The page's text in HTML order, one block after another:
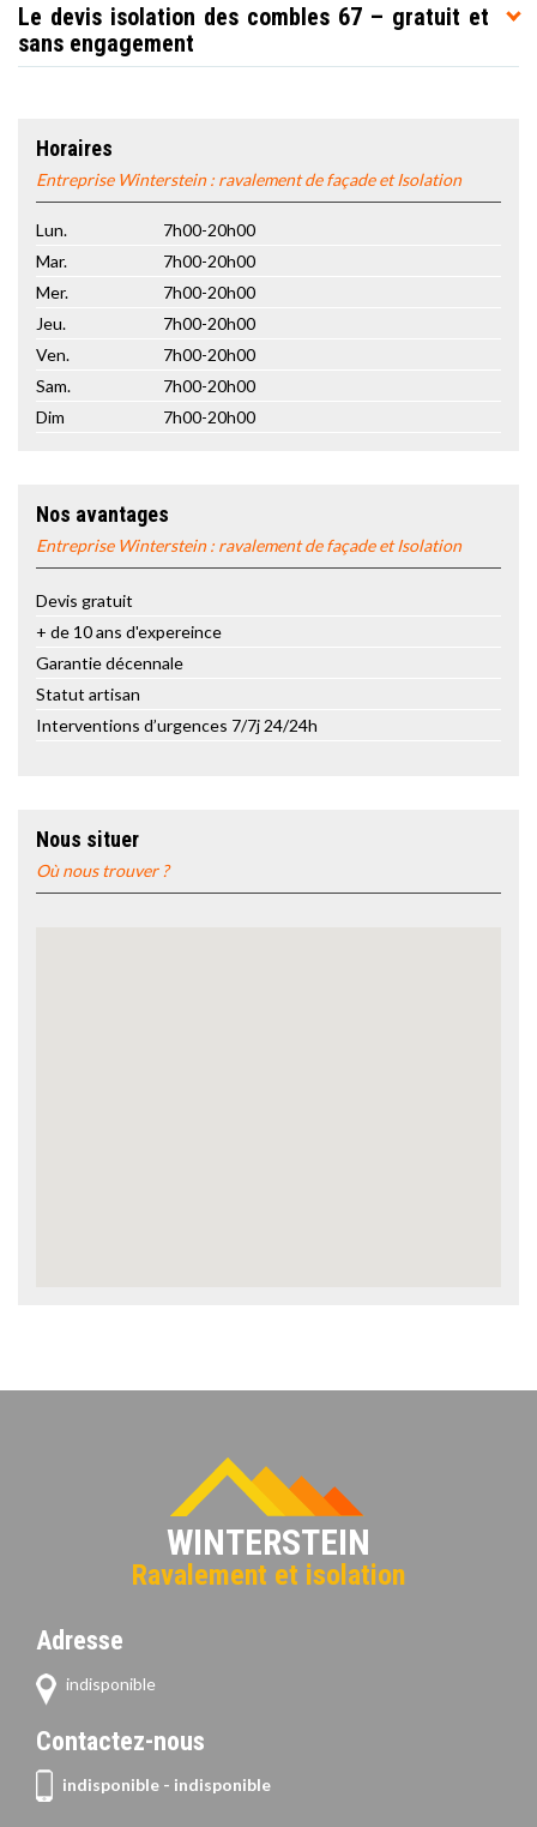
Le devis isolation des combles 67 – gratuit et
sans engagement
Horaires
Entreprise Winterstein : ravalement de façade et Isolation
Lun.
7h00-20h00
Mar.
7h00-20h00
Mer.
7h00-20h00
Jeu.
7h00-20h00
Ven.
7h00-20h00
Sam.
7h00-20h00
Dim
7h00-20h00
Nos avantages
Entreprise Winterstein : ravalement de façade et Isolation
Devis gratuit
+ de 10 ans d'expereince
Garantie décennale
Statut artisan
Interventions d’urgences 7/7j 24/24h
Nous situer
Où nous trouver ?
WINTERSTEIN
Ravalement et isolation
Adresse
indisponible
Contactez-nous
indisponible - indisponible